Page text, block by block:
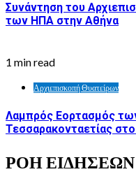
Συνάντηση του
των ΗΠΑ στην Αθήνα
1 min read
Αρχιεπισκοπή Θυατείρων
Λαμπρός Εορτασμός
Τεσσαρακονταετίας
ΡΟΗ ΕΙΔΗΣΕΩΝ